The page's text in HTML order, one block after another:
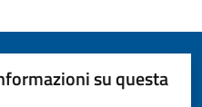
su questa